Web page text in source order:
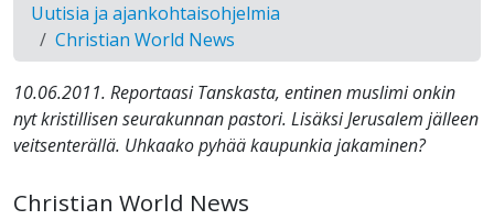
Uutisia ja ajankohtaisohjelmia
Christian World News
10.06.2011. Reportaasi Tanskasta, entinen muslimi onkin
nyt kristillisen seurakunnan pastori. Lisäksi Jerusalem jälleen
veitsenterällä. Uhkaako pyhää kaupunkia jakaminen?
Christian World News